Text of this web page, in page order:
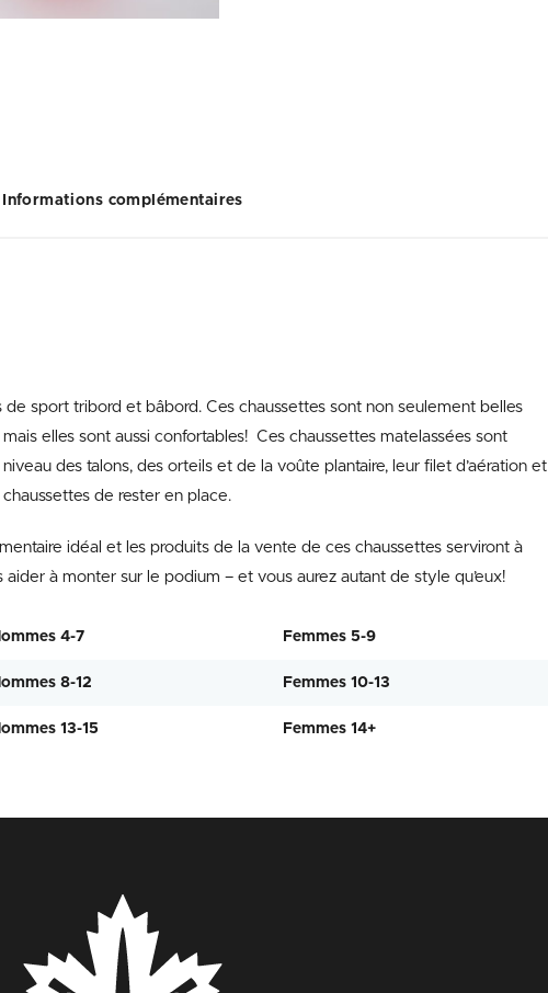
Informations complémentaires
de sport tribord et bâbord. Ces chaussettes sont non seulement belles
elles sont aussi confortables! Ces chaussettes matelassées sont
des talons, des orteils et de la voûte plantaire, leur filet d’aération et
de rester en place.
idéal et les produits de la vente de ces chaussettes serviront à
à monter sur le podium – et vous aurez autant de style qu’eux!
4-7 Femmes 5-9
8-12 Femmes 10-13
13-15 Femmes 14+